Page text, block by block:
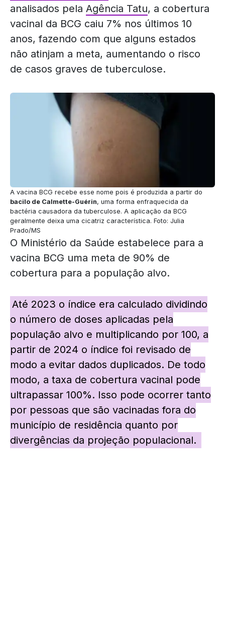
analisados pela Agência Tatu, a cobertura
vacinal da BCG caiu 7% nos últimos 10
anos, fazendo com que alguns estados
não atinjam a meta, aumentando o risco
de casos graves de tuberculose.
A vacina BCG recebe esse nome pois é produzida a partir do
bacilo de Calmette-Guérin, uma forma enfraquecida da
bactéria causadora da tuberculose. A aplicação da BCG
geralmente deixa uma cicatriz característica. Foto: Julia
Prado/MS
O Ministério da Saúde estabelece para a
vacina BCG uma meta de 90% de
cobertura para a população alvo.
Até 2023 o índice era calculado dividindo
o número de doses aplicadas pela
população alvo e multiplicando por 100, a
partir de 2024 o índice foi revisado de
modo a evitar dados duplicados. De todo
modo, a taxa de cobertura vacinal pode
ultrapassar 100%. Isso pode ocorrer tanto
por pessoas que são vacinadas fora do
município de residência quanto por
divergências da projeção populacional.